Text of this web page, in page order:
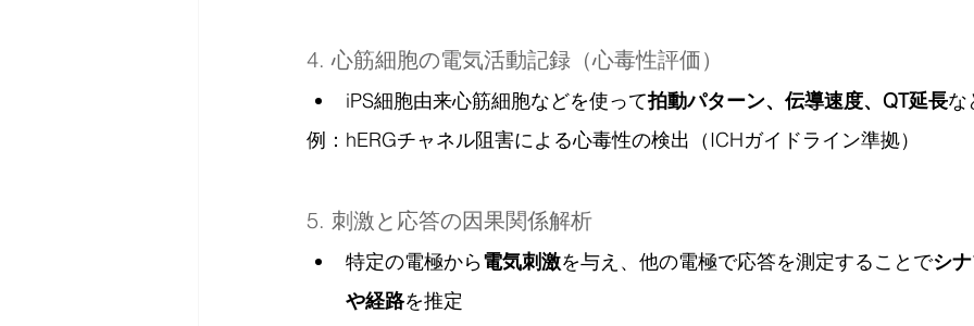
4. 心筋細胞の電気活動記録（心毒性評価）
iPS細胞由来心筋細胞などを使って拍動パターン、伝導速度、QT延長な
例：hERGチャネル阻害による心毒性の検出（ICHガイドライン準拠）
5. 刺激と応答の因果関係解析
特定の電極から電気刺激を与え、他の電極で応答を測定することでシ
や経路を推定